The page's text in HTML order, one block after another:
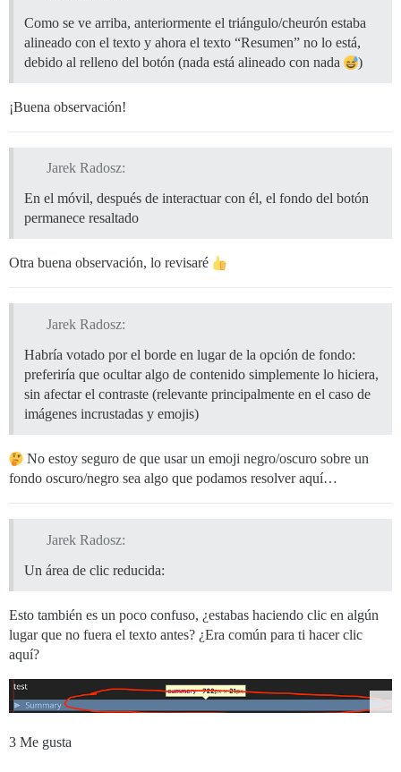
Como se ve arriba, anteriormente el triángulo/cheurón estaba
alineado con el texto y ahora el texto “Resumen” no lo está,
debido al relleno del botón (nada está alineado con nada
)
¡Buena observación!
Jarek Radosz:
En el móvil, después de interactuar con él, el fondo del botón
permanece resaltado
Otra buena observación, lo revisaré
Jarek Radosz:
Habría votado por el borde en lugar de la opción de fondo:
preferiría que ocultar algo de contenido simplemente lo hiciera,
sin afectar el contraste (relevante principalmente en el caso de
imágenes incrustadas y emojis)
No estoy seguro de que usar un emoji negro/oscuro sobre un
fondo oscuro/negro sea algo que podamos resolver aquí…
Jarek Radosz:
Un área de clic reducida:
Esto también es un poco confuso, ¿estabas haciendo clic en algún
lugar que no fuera el texto antes? ¿Era común para ti hacer clic
aquí?
3 Me gusta